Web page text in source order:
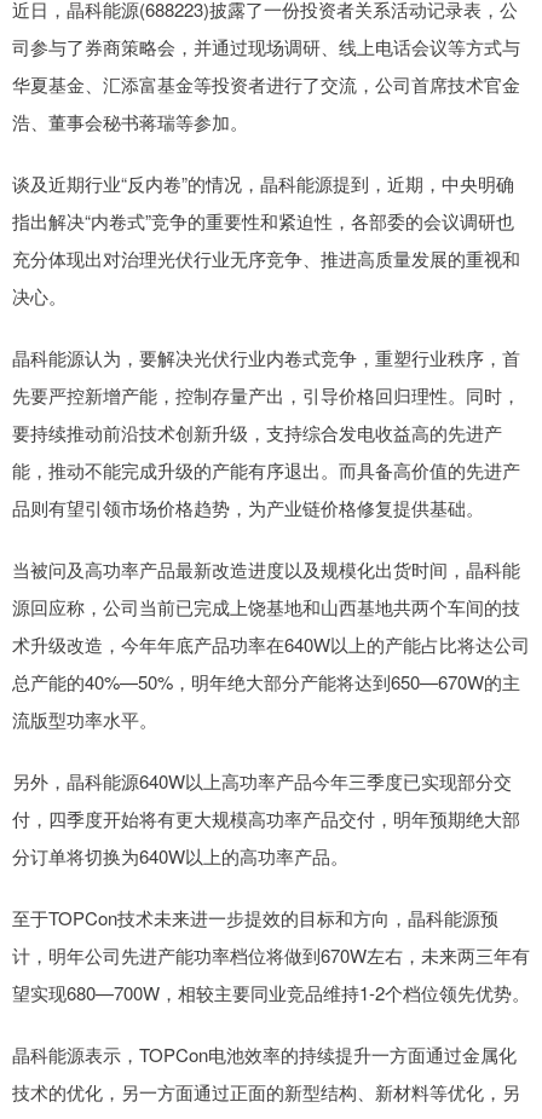
近日，晶科能源(688223)披露了一份投资者关系活动记录表，公
司参与了券商策略会，并通过现场调研、线上电话会议等方式与
华夏基金、汇添富基金等投资者进行了交流，公司首席技术官金
浩、董事会秘书蒋瑞等参加。
谈及近期行业“反内卷”的情况，晶科能源提到，近期，中央明确
指出解决“内卷式”竞争的重要性和紧迫性，各部委的会议调研也
充分体现出对治理光伏行业无序竞争、推进高质量发展的重视和
决心。
晶科能源认为，要解决光伏行业内卷式竞争，重塑行业秩序，首
先要严控新增产能，控制存量产出，引导价格回归理性。同时，
要持续推动前沿技术创新升级，支持综合发电收益高的先进产
能，推动不能完成升级的产能有序退出。而具备高价值的先进产
品则有望引领市场价格趋势，为产业链价格修复提供基础。
当被问及高功率产品最新改造进度以及规模化出货时间，晶科能
源回应称，公司当前已完成上饶基地和山西基地共两个车间的技
术升级改造，今年年底产品功率在640W以上的产能占比将达公司
总产能的40%—50%，明年绝大部分产能将达到650—670W的主
流版型功率水平。
另外，晶科能源640W以上高功率产品今年三季度已实现部分交
付，四季度开始将有更大规模高功率产品交付，明年预期绝大部
分订单将切换为640W以上的高功率产品。
至于TOPCon技术未来进一步提效的目标和方向，晶科能源预
计，明年公司先进产能功率档位将做到670W左右，未来两三年有
望实现680—700W，相较主要同业竞品维持1-2个档位领先优势。
晶科能源表示，TOPCon电池效率的持续提升一方面通过金属化
技术的优化，另一方面通过正面的新型结构、新材料等优化，另